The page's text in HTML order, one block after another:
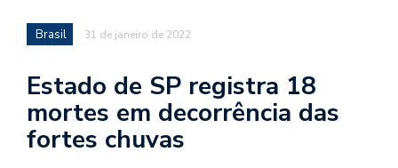
Brasil 31 de janeiro de 2022
Estado de SP registra 18
mortes em decorrência das
fortes chuvas